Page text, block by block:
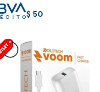
$ 50